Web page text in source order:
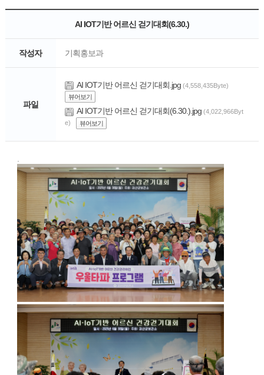
AI IOT기반 어르신 걷기대회(6.30.)
작성자 기획홍보과
파일
AI IOT기반 어르신 걷기대회.jpg (4,558,435Byte)
뷰어보기
AI IOT기반 어르신 걷기대회(6.30.).jpg (4,022,966Byt
e)
뷰어보기